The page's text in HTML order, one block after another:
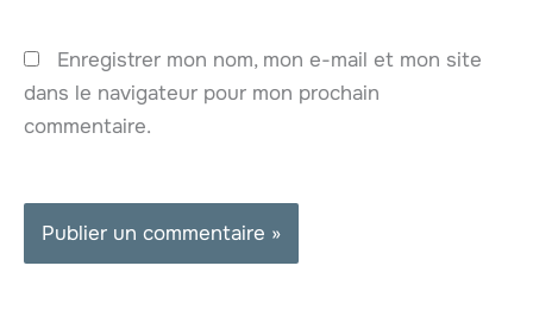
Enregistrer mon nom, mon e-mail et mon site
dans le navigateur pour mon prochain
commentaire.